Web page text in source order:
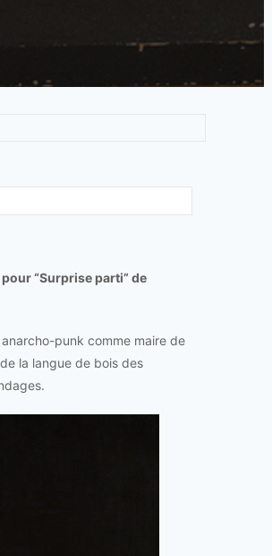
“Surprise parti” de
punk comme maire de
la langue de bois des